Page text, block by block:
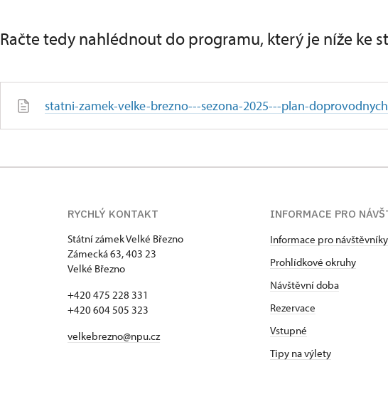
Račte tedy nahlédnout do programu, který je níže ke
statni-zamek-velke-brezno---sezona-2025---plan-
RYCHLÝ KONTAKT
Státní zámek Velké Březno
Zámecká 63, 403 23
Velké Březno
+420 475 228 331
+420 604 505 323
velkebrezno@npu.cz
INFORMACE PRO
Informace pro návštěvníky
Prohlídkové okruhy
Návštěvní doba
Rezervace
Vstupné
Tipy na výlety